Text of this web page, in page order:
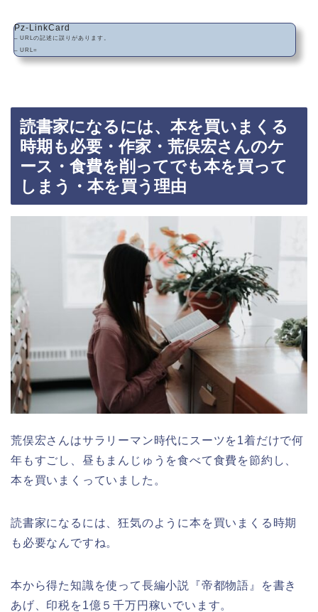
Pz-LinkCard
– URLの記述に誤りがあります。
– URL=
読書家になるには、本を買いまくる
時期も必要・作家・荒俣宏さんのケ
ース・食費を削ってでも本を買って
しまう・本を買う理由
荒俣宏さんはサラリーマン時代にスーツを1着だけで何
年もすごし、昼もまんじゅうを食べて食費を節約し、
本を買いまくっていました。
読書家になるには、狂気のように本を買いまくる時期
も必要なんですね。
本から得た知識を使って長編小説『帝都物語』を書き
あげ、印税を1億５千万円稼いでいます。